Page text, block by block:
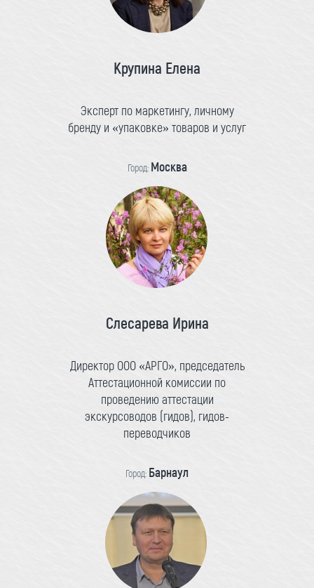
Крупина Елена
Эксперт по маркетингу, личному
бренду и «упаковке» товаров и услуг
Город: Москва
Слесарева Ирина
Директор ООО «АРГО», председатель
Аттестационной комиссии по
проведению аттестации
экскурсоводов (гидов), гидов-
переводчиков
Город: Барнаул